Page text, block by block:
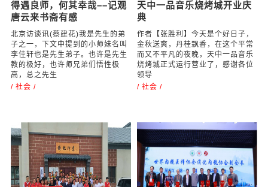
众文化生活，营造欢乐祥和、喜庆
红火的节日
得遇良师，何其幸哉––记观
唐云来书斋有感
北京访谈讯(蔡建花)我是先生的弟
天中一品音乐烧烤城开业庆
典
作者【张胜利】今天是个好日子，